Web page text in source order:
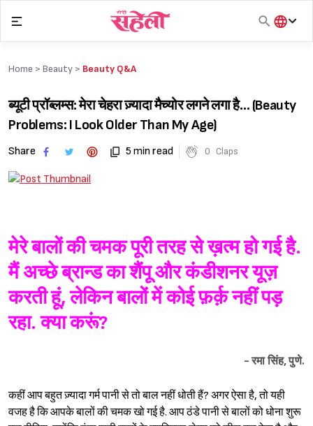
content
हिंदी
Home > Beauty > Beauty Q&A
ब्यूटी प्रॉब्लम्स: मेरा चेहरा ज़्यादा मैच्योर लगने लगा है… (Beauty
Problems: I Look Older Than My Age)
Share 5 min read 0 Claps
मेरे बालों की चमक पूरी तरह से ख़त्म हो गई है.
मैं अच्छे ब्रान्ड का शैंपू और कंडीशनर यूज़
करती हूं, लेकिन बालों में कोई फ़र्क़ नहीं पड़
रहा. क्या करूं?
- रमा सिंह, पुणे.
कहीं आप बहुत ज़्यादा गर्म पानी से तो बाल नहीं धोती हैं? अगर ऐसा है, तो यही
वजह है कि आपके बालों की चमक खो गई है. आप ठंडे पानी से बालों को धोना शुरू